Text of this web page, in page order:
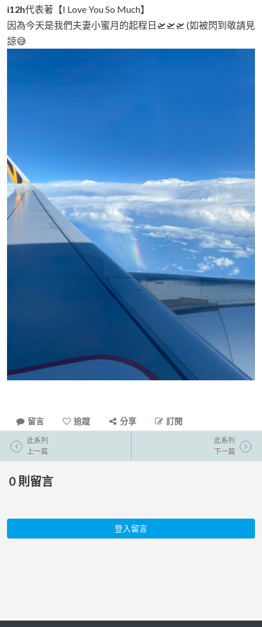
i12h代表著【I Love You So Much】
因為今天是我們夫妻小蜜月的起程日🛫🛫🛫 (如被閃到敬請見
諒😅
留言 追蹤 分享 訂閱
此系列
上一篇
此系列
下一篇
0 則留言
登入留言